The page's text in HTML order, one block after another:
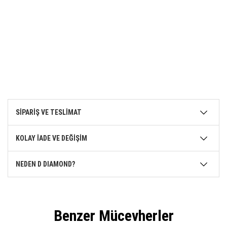
SİPARİŞ VE TESLİMAT
KOLAY İADE VE DEĞİŞİM
NEDEN D DIAMOND?
Benzer Mücevherler